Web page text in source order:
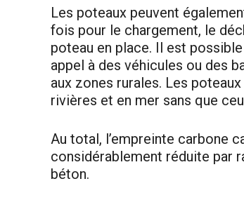
Les poteaux peuvent
fois pour le chargement, le
poteau en place. Il est
appel à des véhicules ou des
aux zones rurales. Les
rivières et en mer sans que
Au total, l’empreinte carbone
considérablement réduite par
béton.